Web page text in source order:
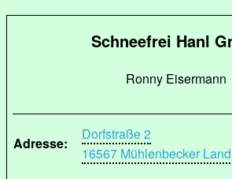
Schneefrei Hanl
Ronny Eisermann
Adresse:
Dorfstraße 2
16567 Mühlenbecker